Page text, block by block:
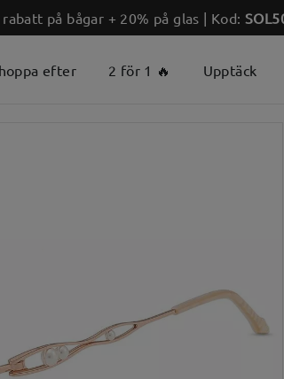
på bågar + 20% på glas | Kod:
efter 2 för 1 🔥 Upptäck